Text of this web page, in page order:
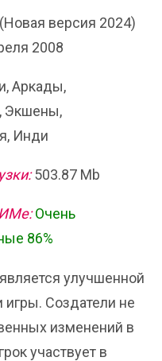
версия 2024)
2008
Аркады,
Экшены,
Инди
503.87 Mb
Очень
86%
улучшенной
игры. Создатели не
изменений в
участвует в